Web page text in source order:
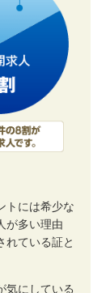
トには希少な
が多い理由
れている証と
気にしている